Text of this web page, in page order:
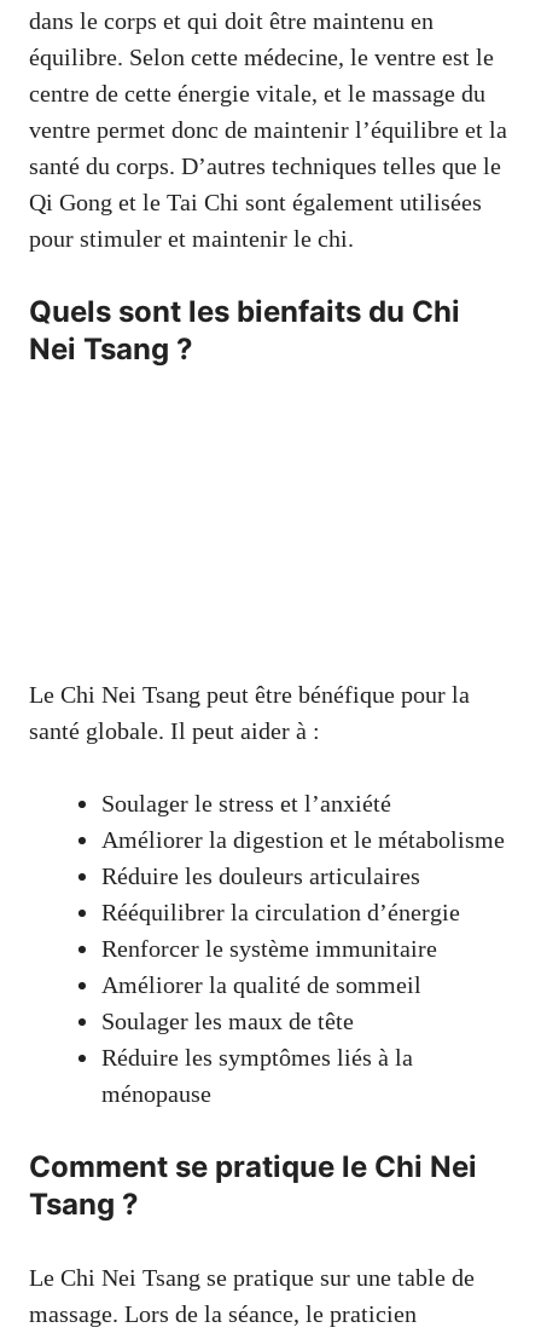
dans le corps et qui doit être maintenu en
équilibre. Selon cette médecine, le ventre est le
centre de cette énergie vitale, et le massage du
ventre permet donc de maintenir l’équilibre et la
santé du corps. D’autres techniques telles que le
Qi Gong et le Tai Chi sont également utilisées
pour stimuler et maintenir le chi.
Quels sont les bienfaits du Chi
Nei Tsang ?
Le Chi Nei Tsang peut être bénéfique pour la
santé globale. Il peut aider à :
Soulager le stress et l’anxiété
Améliorer la digestion et le métabolisme
Réduire les douleurs articulaires
Rééquilibrer la circulation d’énergie
Renforcer le système immunitaire
Améliorer la qualité de sommeil
Soulager les maux de tête
Réduire les symptômes liés à la
ménopause
Comment se pratique le Chi Nei
Tsang ?
Le Chi Nei Tsang se pratique sur une table de
massage. Lors de la séance, le praticien